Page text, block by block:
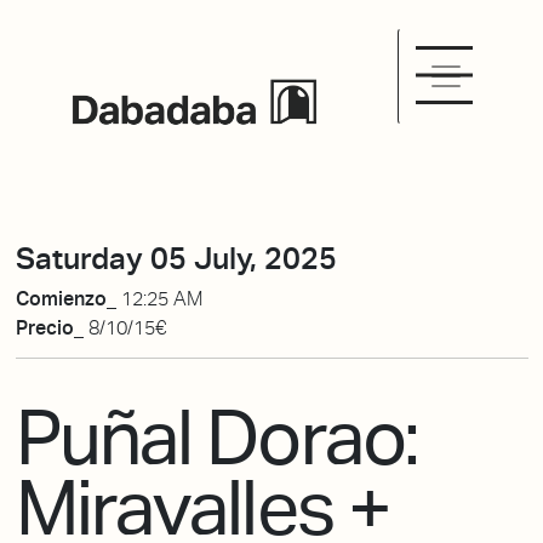
Saturday 05 July, 2025
Comienzo_
12:25 AM
Precio_ 8/10/15€
Puñal Dorao:
Miravalles +